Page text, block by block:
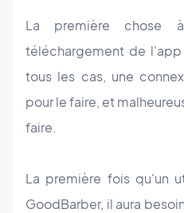
La première chose
téléchargement de
tous les cas, une
pour le faire, et
faire.
La première fois qu'un
GoodBarber, il aura